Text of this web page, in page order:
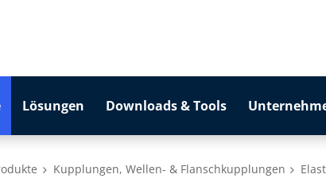
Lösungen Downloads & Tools
Kupplungen, Wellen- & Flanschkupplungen